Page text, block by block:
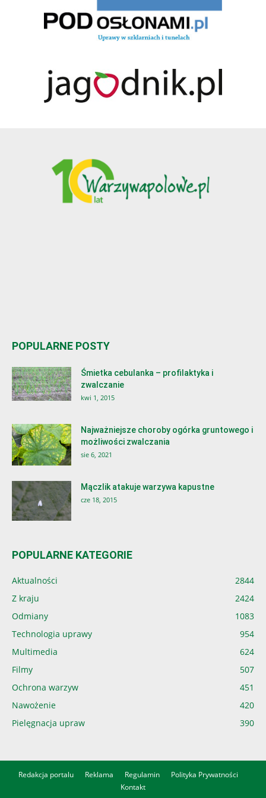
POPULARNE POSTY
Śmietka cebulanka – profilaktyka i
zwalczanie
kwi 1, 2015
Najważniejsze choroby ogórka gruntowego i
możliwości zwalczania
sie 6, 2021
Mączlik atakuje warzywa kapustne
cze 18, 2015
POPULARNE KATEGORIE
Aktualności
2844
Z kraju
2424
Odmiany
1083
Technologia uprawy
954
Multimedia
624
Filmy
507
Ochrona warzyw
451
Nawożenie
420
Pielęgnacja upraw
390
Redakcja portalu Reklama Regulamin
Polityka Prywatności
Kontakt